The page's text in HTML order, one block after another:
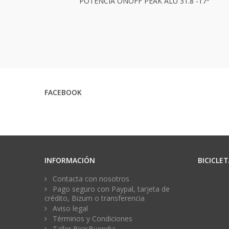
FACEBOOK
INFORMACIÓN
Contacta con nosotros
Pago seguro con Paypal, tarjeta de
crédito, Bizum o transferencia
Aviso legal
Términos y Condiciones